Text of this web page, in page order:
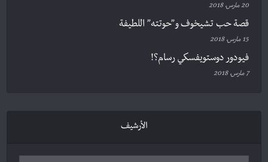
20 مارس، 2018
قصة حب تشيخوف و”حوتته” اللطيفة
15 مارس، 2018
فيودور دوستويفسكي رسام؟!
7 مارس، 2018
الأرشيف